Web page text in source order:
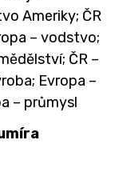
Ameriky; ČR
– vodstvo;
ČR –
Evropa –
– průmysl